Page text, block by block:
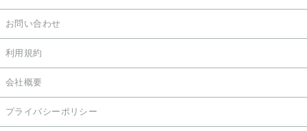
お問い合わせ
利用規約
会社概要
プライバシーポリシー